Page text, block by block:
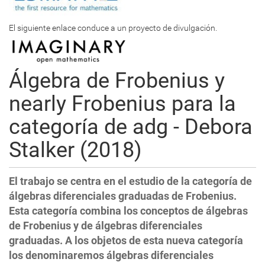
El siguiente enlace conduce a un proyecto de divulgación.
Álgebra de Frobenius y
nearly Frobenius para la
categoría de adg - Debora
Stalker (2018)
El trabajo se centra en el estudio de la categoría de
álgebras diferenciales graduadas de Frobenius.
Esta categoría combina los conceptos de álgebras
de Frobenius y de álgebras diferenciales
graduadas. A los objetos de esta nueva categoría
los denominaremos álgebras diferenciales